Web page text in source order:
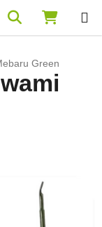
Hľadať
Green